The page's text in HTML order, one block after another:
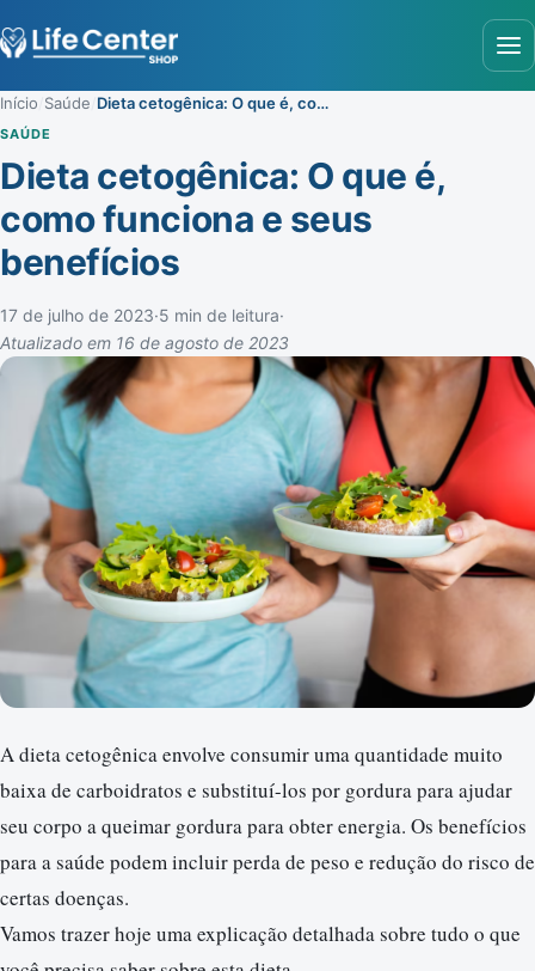
Início Saúde Dieta cetogênica: O que é, como funciona e seus benefícios
SAÚDE
Dieta cetogênica: O que é,
como funciona e seus
benefícios
17 de julho de 2023·5 min de leitura·
Atualizado em 16 de agosto de 2023
A dieta cetogênica envolve consumir uma quantidade muito
baixa de carboidratos e substituí-los por gordura para ajudar
seu corpo a queimar gordura para obter energia. Os benefícios
para a saúde podem incluir perda de peso e redução do risco de
certas doenças.
Vamos trazer hoje uma explicação detalhada sobre tudo o que